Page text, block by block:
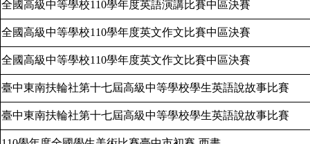
全國高級中等學校110學年度英語演講比賽中區決賽
全國高級中等學校110學年度英文作文比賽中區決賽
全國高級中等學校110學年度英文作文比賽中區決賽
臺中東南扶輪社第十七屆高級中等學校學生英語說故事比賽
臺中東南扶輪社第十七屆高級中等學校學生英語說故事比賽